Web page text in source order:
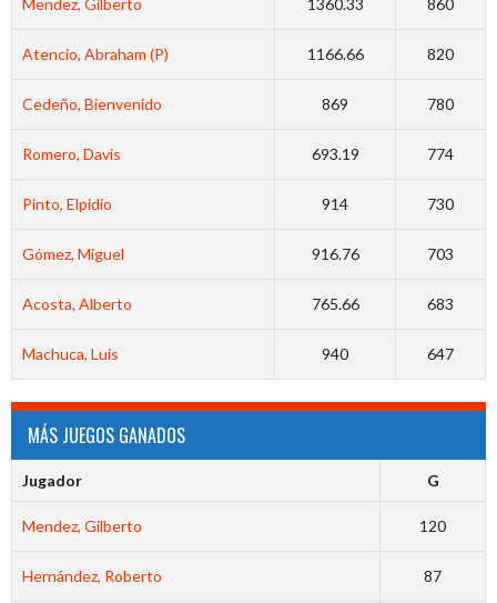
Mendez, Gilberto 1360.33 860
Atencio, Abraham (P) 1166.66 820
Cedeño, Bienvenido 869 780
Romero, Davis 693.19 774
Pinto, Elpidio 914 730
Gómez, Miguel 916.76 703
Acosta, Alberto 765.66 683
Machuca, Luis 940 647
MÁS JUEGOS GANADOS
Jugador G
Mendez, Gilberto 120
Hernández, Roberto 87